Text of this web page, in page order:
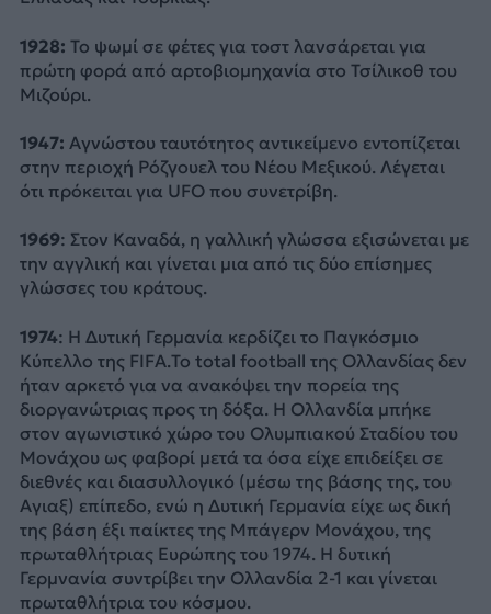
1928: Το ψωμί σε φέτες για τοστ λανσάρεται για
πρώτη φορά από αρτοβιομηχανία στο Τσίλικοθ του
Μιζούρι.
1947: Αγνώστου ταυτότητος αντικείμενο εντοπίζεται
στην περιοχή Ρόζγουελ του Νέου Μεξικού. Λέγεται
ότι πρόκειται για UFO που συνετρίβη.
1969: Στον Καναδά, η γαλλική γλώσσα εξισώνεται με
την αγγλική και γίνεται μια από τις δύο επίσημες
γλώσσες του κράτους.
1974: H Δυτική Γερμανία κερδίζει το Παγκόσμιο
Κύπελλο της FIFA.Το total football της Ολλανδίας δεν
ήταν αρκετό για να ανακόψει την πορεία της
διοργανώτριας προς τη δόξα. Η Ολλανδία μπήκε
στον αγωνιστικό χώρο του Ολυμπιακού Σταδίου του
Μονάχου ως φαβορί μετά τα όσα είχε επιδείξει σε
διεθνές και διασυλλογικό (μέσω της βάσης της, του
Αγιαξ) επίπεδο, ενώ η Δυτική Γερμανία είχε ως δική
της βάση έξι παίκτες της Μπάγερν Μονάχου, της
πρωταθλήτριας Ευρώπης του 1974. Η δυτική
Γερμνανία συντρίβει την Ολλανδία 2-1 και γίνεται
πρωταθλήτρια του κόσμου.